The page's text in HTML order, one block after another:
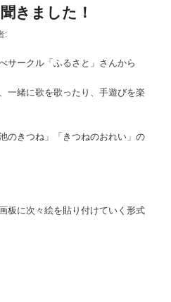
きました！
:
サークル「ふるさと」さんから
一緒に歌を歌ったり、手遊びを楽
のきつね」「きつねのおれい」の
板に次々絵を貼り付けていく形式